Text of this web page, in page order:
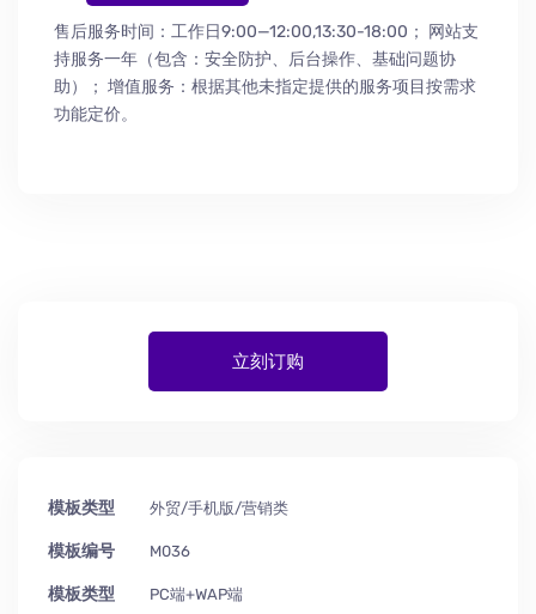
售后服务时间：工作日9:00—12:00,13:30-18:00；
网站支
持服务一年（包含：安全防护、 后台操作、 基础问题协
助）
； 增值服务：根据其他未指定提供的服务项目按需求
功能定价。
立刻订购
模板类型 外贸/手机版/营销类
模板编号 M036
模板类型 PC端+WAP端